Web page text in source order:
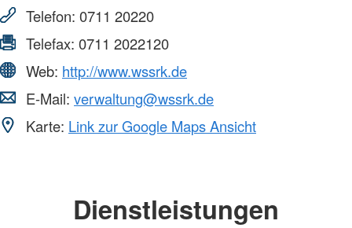
Telefon: 0711 20220
Telefax: 0711 2022120
Web: http://www.wssrk.de
E-Mail: verwaltung@wssrk.de
Karte: Link zur Google Maps Ansicht
Dienstleistungen